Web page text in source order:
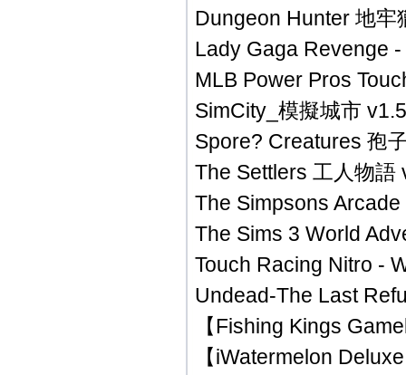
Dungeon Hunter 地牢
Lady Gaga Revenge
MLB Power Pros
SimCity_模擬城市
Spore? Creatures 孢
The Settlers 工人物語
The Simpsons
The Sims 3 World
Touch Racing Nitro -
Undead-The Last
【Fishing Kings
【iWatermelon